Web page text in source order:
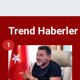
Trend Haberler
1